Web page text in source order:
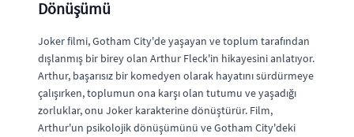
Dönüşümü
Joker filmi, Gotham City'de yaşayan ve toplum tarafından
dışlanmış bir birey olan Arthur Fleck'in hikayesini anlatıyor.
Arthur, başarısız bir komedyen olarak hayatını sürdürmeye
çalışırken, toplumun ona karşı olan tutumu ve yaşadığı
zorluklar, onu Joker karakterine dönüştürür. Film,
Arthur'un psikolojik dönüşümünü ve Gotham City'deki